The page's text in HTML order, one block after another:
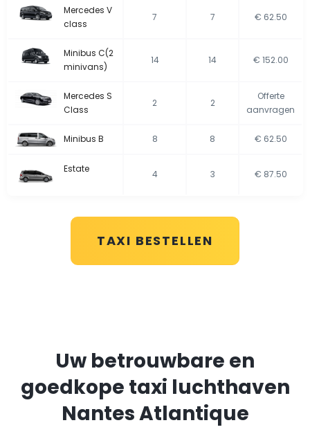
Mercedes V
class
7 7 € 62.50
Minibus C(2
minivans)
14 14 € 152.00
Mercedes S
Class
2 2
Offerte
aanvragen
Minibus B 8 8 € 62.50
Estate 4 3 € 87.50
TAXI BESTELLEN
Uw betrouwbare en
goedkope taxi luchthaven
Nantes Atlantique